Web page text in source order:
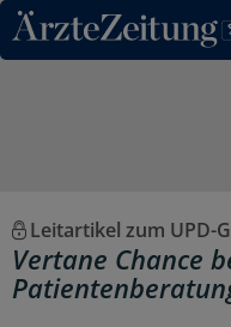
Direkt zum Inhaltsbereich
Leitartikel zum UPD-
Vertane Chance